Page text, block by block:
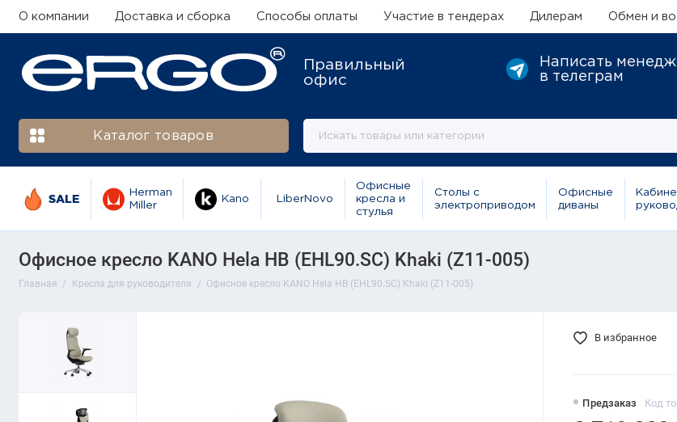
О компании Доставка и сборка Способы оплаты Участие в тендерах Дилерам Обмен и
Правильный
офис
Написать
в телеграм
Каталог товаров
SALE
Herman
Miller
Kano LiberNovo
Офисные
кресла и
стулья
Столы с
электроприводом
Офисные
диваны
Офисное кресло KANO Hela HB (EHL90.SC) Khaki (Z11-005)
Главная Кресла для руководителя Офисное кресло KANO Hela HB (EHL90.SC) Khaki (Z11-005)
Предзаказ Код
В избранное